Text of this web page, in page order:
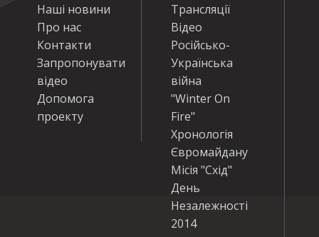
Наші новини
Про нас
Контакти
Запропонувати
відео
Допомога
проекту
Трансляції
Відео
Російсько-
Українська
війна
"Winter On
Fire"
Хронологія
Євромайдану
Місія "Схід"
День
Незалежності
2014